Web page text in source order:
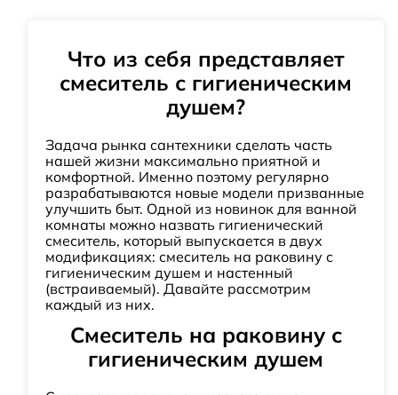
Что из себя представляет
смеситель с гигиеническим
душем?
Задача рынка сантехники сделать часть
нашей жизни максимально приятной и
комфортной. Именно поэтому регулярно
разрабатываются новые модели призванные
улучшить быт. Одной из новинок для ванной
комнаты можно назвать гигиенический
смеситель, который выпускается в двух
модификациях: смеситель на раковину с
гигиеническим душем и настенный
(встраиваемый). Давайте рассмотрим
каждый из них.
Смеситель на раковину с
гигиеническим душем